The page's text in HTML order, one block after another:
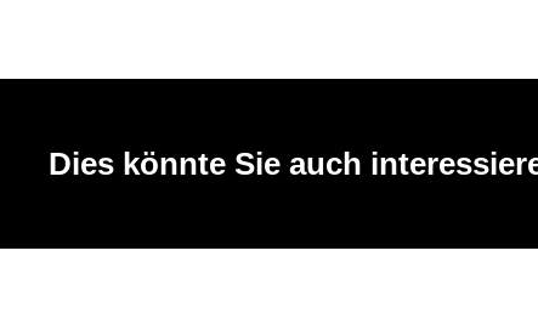
Dies könnte Sie auch